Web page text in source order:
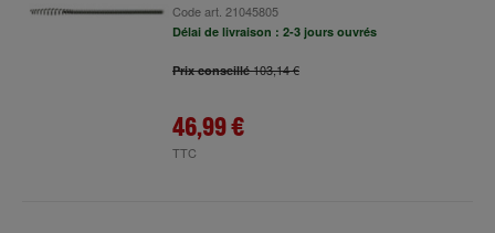
Code art. 21045805
Délai de livraison : 2-3 jours ouvrés
Prix conseillé103,14 €
46,99 €
TTC